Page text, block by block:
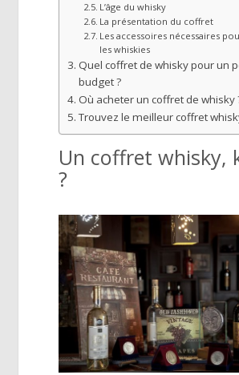
L’âge du whisky
La présentation du coffret
Les accessoires nécessaires
les whiskies
Quel coffret de whisky pour un
budget ?
Où acheter un coffret de whisky
Trouvez le meilleur coffret
Un coffret whisky,
?